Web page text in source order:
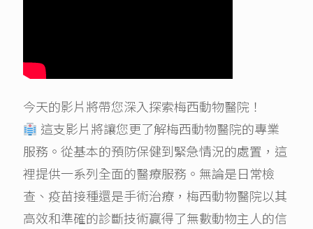
今天的影片將帶您深入探索梅西動物醫院！
這支影片將讓您更了解梅西動物醫院的專業
服務。從基本的預防保健到緊急情況的處置，這
裡提供一系列全面的醫療服務。無論是日常檢
查、疫苗接種還是手術治療，梅西動物醫院以其
高效和準確的診斷技術贏得了無數動物主人的信